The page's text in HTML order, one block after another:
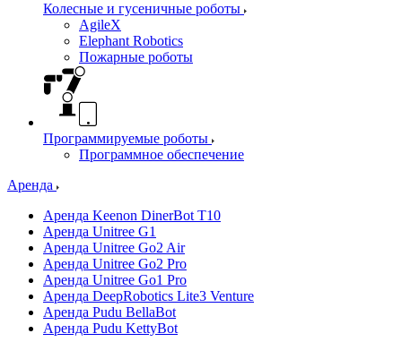
Колесные и гусеничные роботы
AgileX
Elephant Robotics
Пожарные роботы
Программируемые роботы
Программное обеспечение
Аренда
Аренда Keenon DinerBot T10
Аренда Unitree G1
Аренда Unitree Go2 Air
Аренда Unitree Go2 Pro
Аренда Unitree Go1 Pro
Аренда DeepRobotics Lite3 Venture
Аренда Pudu BellaBot
Аренда Pudu KettyBot